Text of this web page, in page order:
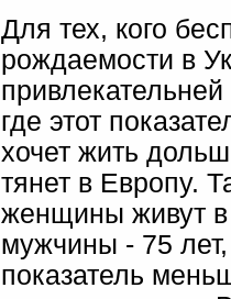
Для тех, кого
рождаемости в
где этот
хочет жить
тянет в Европу.
женщины живут в
мужчины - 75
показатель